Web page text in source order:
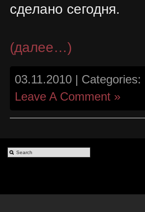
сделано сегодня.
(далее…)
03.11.2010 | Categories:
Leave A Comment »